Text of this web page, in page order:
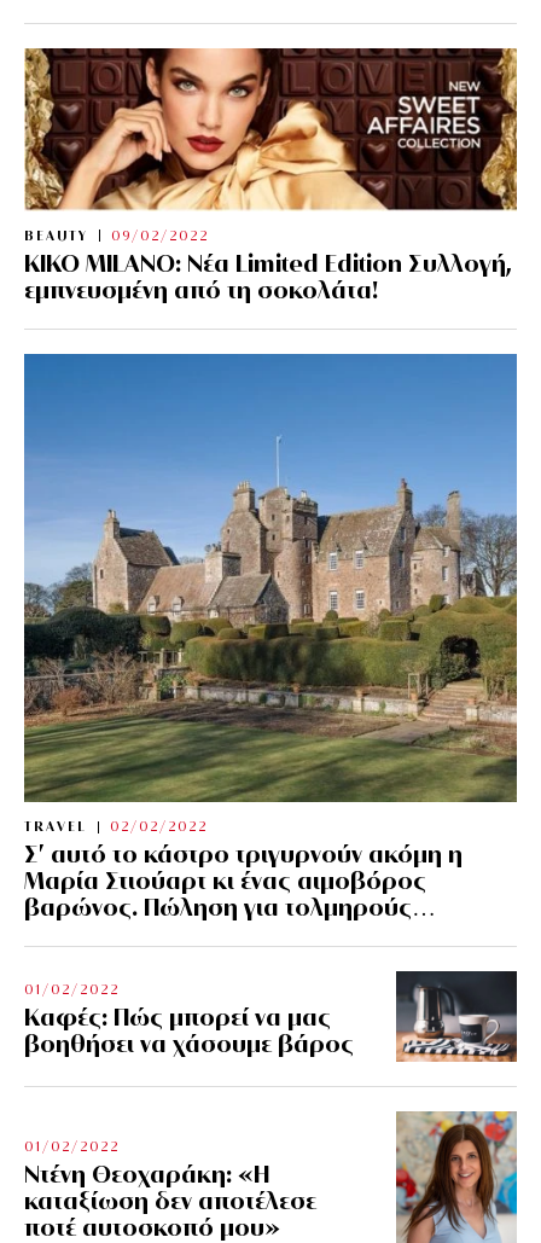
BEAUTY 09/02/2022
KIKO MILANO: Νέα Limited Edition Συλλογή,
εμπνευσμένη από τη σοκολάτα!
TRAVEL 02/02/2022
Σ’ αυτό το κάστρο τριγυρνούν ακόμη η
Μαρία Στιούαρτ κι ένας αιμοβόρος
βαρώνος. Πώληση για τολμηρούς…
01/02/2022
Kαφές: Πώς μπορεί να μας
βοηθήσει να χάσουμε βάρος
01/02/2022
Ντένη Θεοχαράκη: «Η
καταξίωση δεν αποτέλεσε
ποτέ αυτοσκοπό μου»